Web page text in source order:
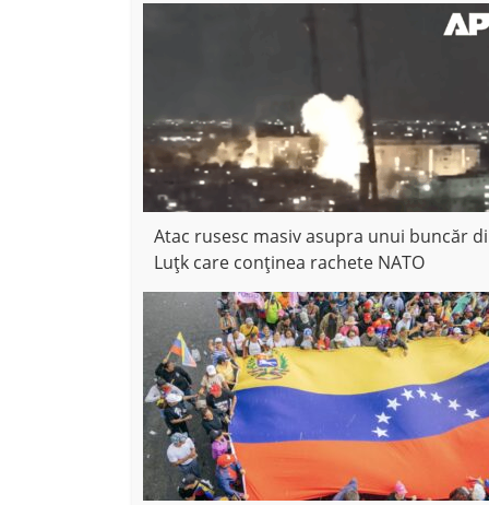
Atac rusesc masiv asupra unui buncăr
Luțk care conținea rachete NATO